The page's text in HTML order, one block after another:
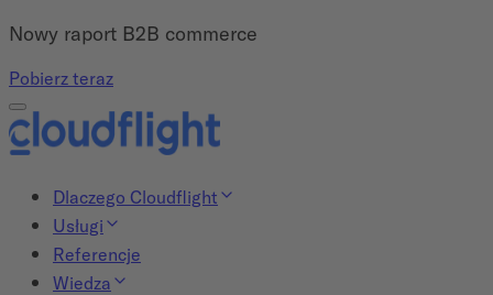
Nowy raport B2B commerce
Pobierz teraz
Dlaczego Cloudflight
Usługi
Referencje
Wiedza